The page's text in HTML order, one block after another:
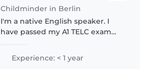
Childminder in Berlin
I'm a native English speaker. I
have passed my A1 TELC exam
German. I started babysitting
when I was 13. I took care of the
Experience: < 1 year